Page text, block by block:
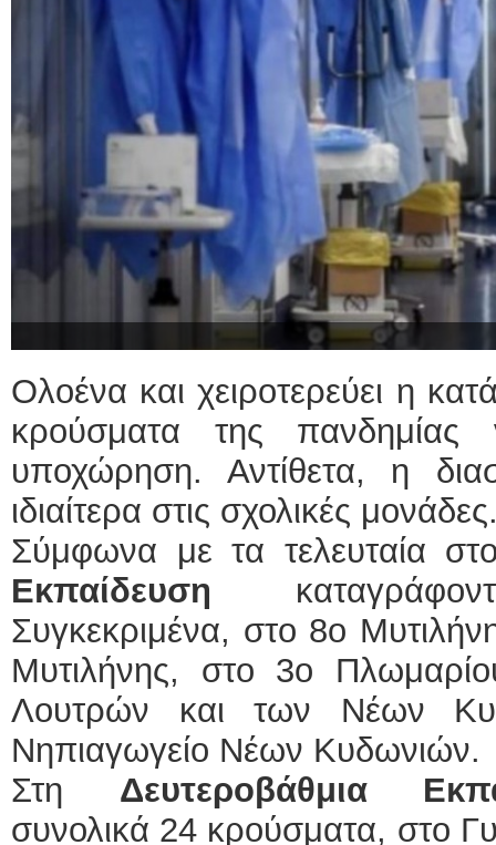
Ολοένα και χειροτερεύει η
κρούσματα της
υποχώρηση. Αντίθετα, η
ιδιαίτερα στις σχολικές
Σύμφωνα με τα τελευταία
Εκπαίδευση
Συγκεκριμένα, στο 8ο
Μυτιλήνης, στο 3ο
Λουτρών και των Νέων
Νηπιαγωγείο Νέων Κυδωνιών.
Στη Δευτεροβάθμια
συνολικά 24 κρούσματα, στο